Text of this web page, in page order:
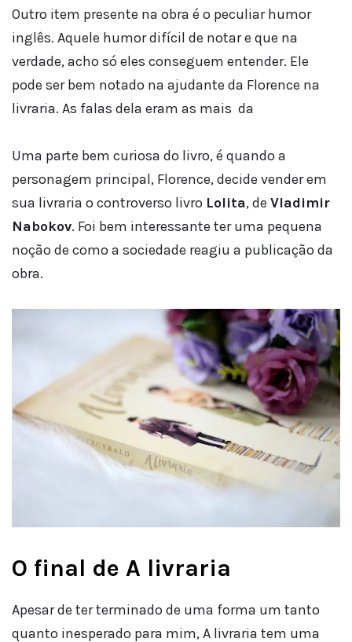
Outro item presente na obra é o peculiar humor
inglês. Aquele humor difícil de notar e que na
verdade, acho só eles conseguem entender. Ele
pode ser bem notado na ajudante da Florence na
livraria. As falas dela eram as mais da
Uma parte bem curiosa do livro, é quando a
personagem principal, Florence, decide vender em
sua livraria o controverso livro Lolita, de Vladimir
Nabokov. Foi bem interessante ter uma pequena
noção de como a sociedade reagiu a publicação da
obra.
O final de A livraria
Apesar de ter terminado de uma forma um tanto
quanto inesperado para mim, A livraria tem uma